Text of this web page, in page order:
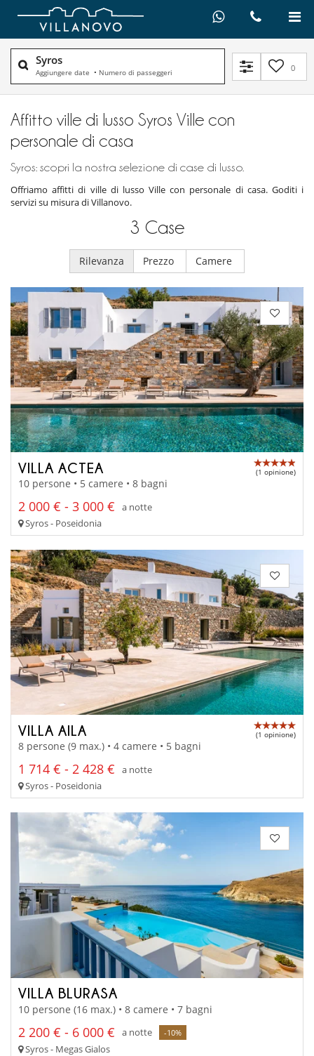
Syros
Aggiungere date • Numero di passeggeri 0
Affitto ville di lusso Syros Ville con
personale di casa
Syros: scopri la nostra selezione di case di lusso.
Offriamo affitti di ville di lusso Ville con personale di casa. Goditi i
servizi su misura di Villanovo.
3 Case
Rilevanza Prezzo Camere
VILLA ACTEA (1 opinione)
10 persone • 5 camere • 8 bagni
2 000 € - 3 000 €
a notte
Syros - Poseidonia
VILLA AILA (1 opinione)
8 persone (9 max.) • 4 camere • 5 bagni
1 714 € - 2 428 €
a notte
Syros - Poseidonia
VILLA BLURASA
10 persone (16 max.) • 8 camere • 7 bagni
2 200 € - 6 000 € a notte -10%
Syros - Megas Gialos